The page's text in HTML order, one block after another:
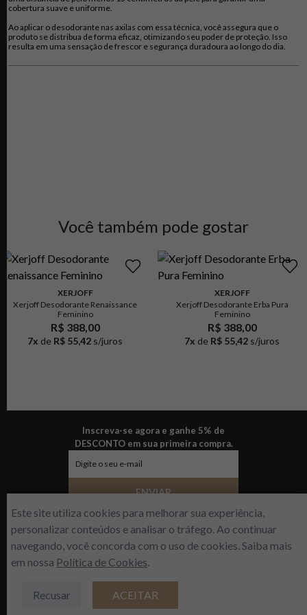
ADICIONAR À SACOLA
ambiente , este desodorante natural é um reflexo de uma abordagem
consciente. Todas as embalagens são criadas com materiais reciclados e
recicláveis, reforçando a dedicação da marca a práticas ecológicas sem
comprometer o luxo e a qualidade.
Os desodorantes naturais Xerjoff secam instantaneamente na pele graças à
cobertura suave e uniforme.
Ao aplicar o desodorante nas axilas com essa técnica, você assegura que o
produto se distribua de forma eficaz, otimizando seu poder de proteção. Isso
resulta em uma sensação de frescor e segurança duradoura ao longo do dia.
Você também pode gostar
XERJOFF
Xerjoff Desodorante Renaissance
Feminino
R$ 388,00
7x de R$ 55,42 s/juros
XERJOFF
Xerjoff Desodorante Erba Pura
Feminino
R$ 388,00
7x de R$ 55,42 s/juros
Este site utiliza cookies para melhorar sua experiência,
personalizar conteúdos e analisar o tráfego. Ao continuar
navegando, você concorda com o uso de cookies. Saiba mais
em nossa Política de Cookies.
Recusar ACEITAR
Inscreva-se agora e ganhe 5% de
DESCONTO em sua primeira compra.
ENVIAR
Sobre a empresa
Trocas e devoluções